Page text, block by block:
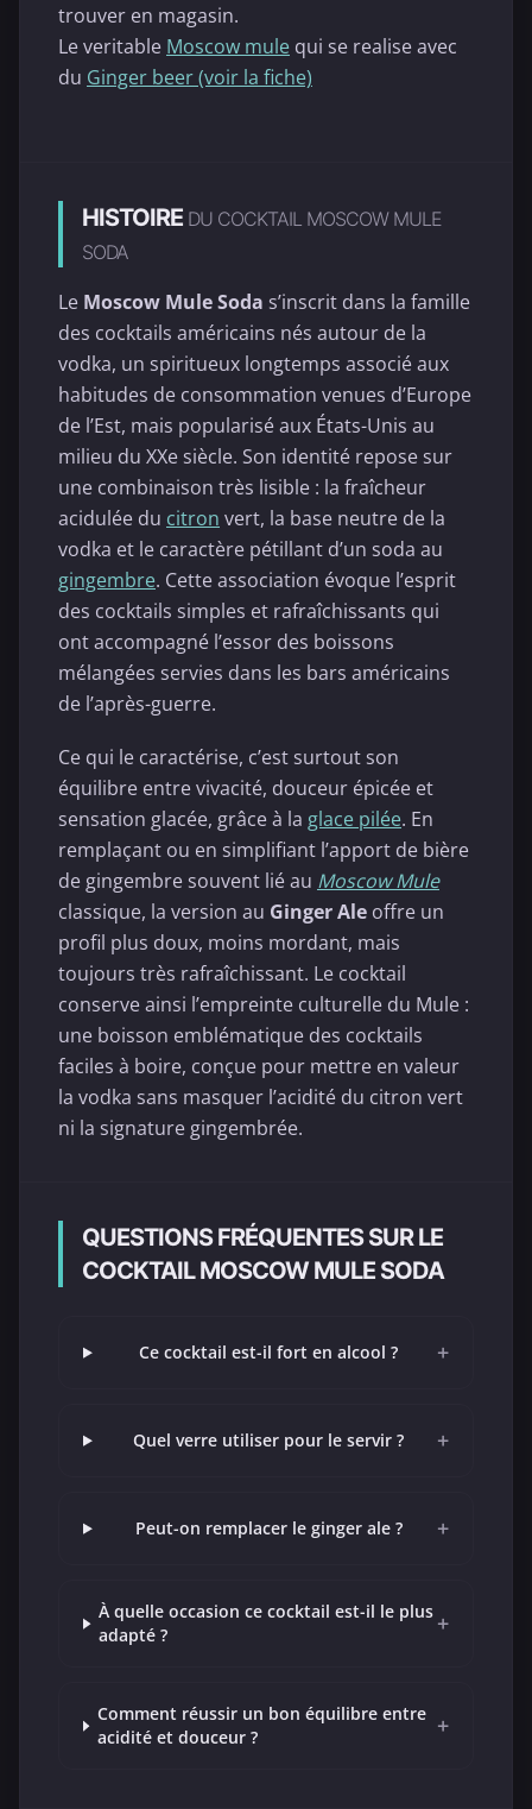
trouver en magasin.
Le veritable Moscow mule qui se realise avec
du Ginger beer (voir la fiche)
HISTOIRE DU COCKTAIL MOSCOW MULE
SODA
Le Moscow Mule Soda s’inscrit dans la famille
des cocktails américains nés autour de la
vodka, un spiritueux longtemps associé aux
habitudes de consommation venues d’Europe
de l’Est, mais popularisé aux États-Unis au
milieu du XXe siècle. Son identité repose sur
une combinaison très lisible : la fraîcheur
acidulée du citron vert, la base neutre de la
vodka et le caractère pétillant d’un soda au
gingembre. Cette association évoque l’esprit
des cocktails simples et rafraîchissants qui
ont accompagné l’essor des boissons
mélangées servies dans les bars américains
de l’après-guerre.
Ce qui le caractérise, c’est surtout son
équilibre entre vivacité, douceur épicée et
sensation glacée, grâce à la glace pilée. En
remplaçant ou en simplifiant l’apport de bière
de gingembre souvent lié au Moscow Mule
classique, la version au Ginger Ale offre un
profil plus doux, moins mordant, mais
toujours très rafraîchissant. Le cocktail
conserve ainsi l’empreinte culturelle du Mule :
une boisson emblématique des cocktails
faciles à boire, conçue pour mettre en valeur
la vodka sans masquer l’acidité du citron vert
ni la signature gingembrée.
QUESTIONS FRÉQUENTES SUR LE
COCKTAIL MOSCOW MULE SODA
Ce cocktail est-il fort en alcool ? +
Quel verre utiliser pour le servir ? +
Peut-on remplacer le ginger ale ? +
À quelle occasion ce cocktail est-il le plus
adapté ?
+
Comment réussir un bon équilibre entre
acidité et douceur ?
+